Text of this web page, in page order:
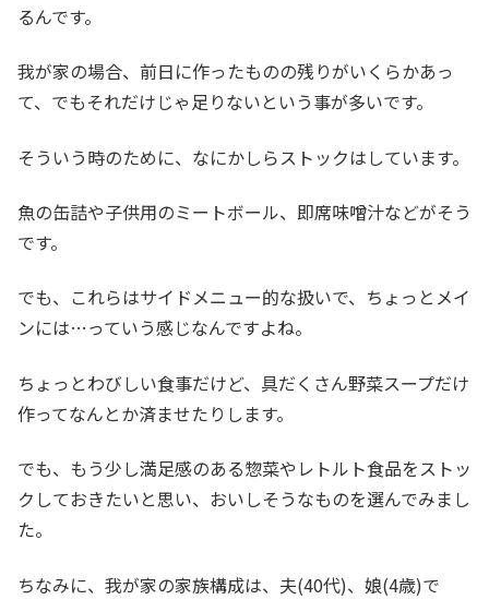
るんです。
我が家の場合、前日に作ったものの残りがいくらかあっ
て、でもそれだけじゃ足りないという事が多いです。
そういう時のために、なにかしらストックはしています。
魚の缶詰や子供用のミートボール、即席味噌汁などがそう
です。
でも、これらはサイドメニュー的な扱いで、ちょっとメイ
ンには…っていう感じなんですよね。
ちょっとわびしい食事だけど、具だくさん野菜スープだけ
作ってなんとか済ませたりします。
でも、もう少し満足感のある惣菜やレトルト食品をストッ
クしておきたいと思い、おいしそうなものを選んでみまし
た。
ちなみに、我が家の家族構成は、夫(40代)、娘(4歳)で